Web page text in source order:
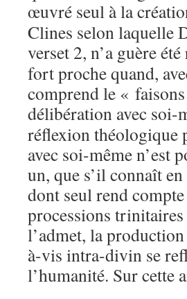
œuvré seul à la
Clines selon laquelle
verset 2, n’a guère
fort proche quand,
comprend le «
délibération avec soi-
réflexion théologique
avec soi-même n’est
un, que s’il connaît
dont seul rend
processions
l’admet, la production
à-vis intra-divin se
l’humanité. Sur cette